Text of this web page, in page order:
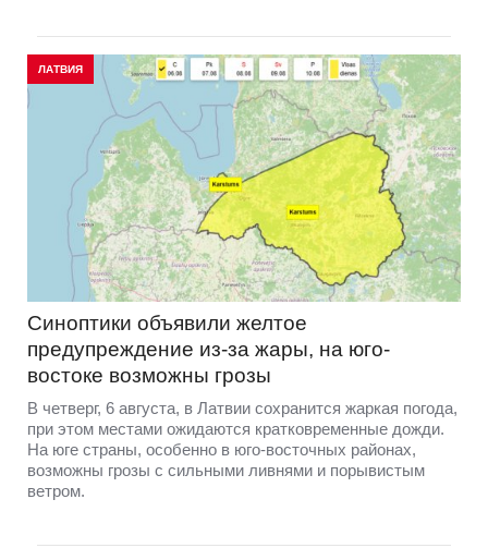
ЛАТВИЯ
Синоптики объявили желтое
предупреждение из-за жары, на юго-
востоке возможны грозы
В четверг, 6 августа, в Латвии сохранится жаркая погода,
при этом местами ожидаются кратковременные дожди.
На юге страны, особенно в юго-восточных районах,
возможны грозы с сильными ливнями и порывистым
ветром.